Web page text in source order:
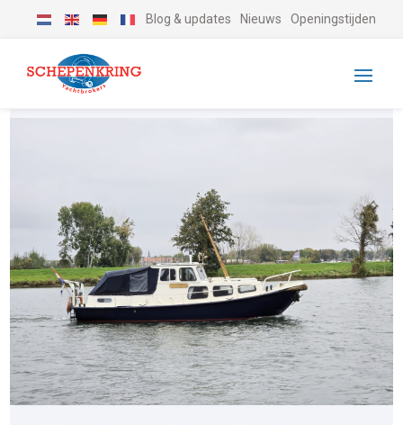
Blog & updates Nieuws Openingstijden